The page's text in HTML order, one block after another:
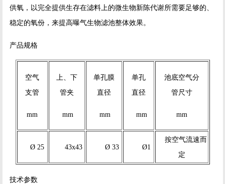
供氧，以完全提供生存在滤料上的微生物新陈代谢所需要足够的、
稳定的氧份，来提高曝气生物滤池整体效果。
产品规格
空气
支管
mm
上、下
管夹
mm
单孔膜
直径
mm
单孔
直径
mm
池底空气分
管尺寸
mm
Ø 25 43x43 Ø 33 Ø1
按空气流速而
定
技术参数